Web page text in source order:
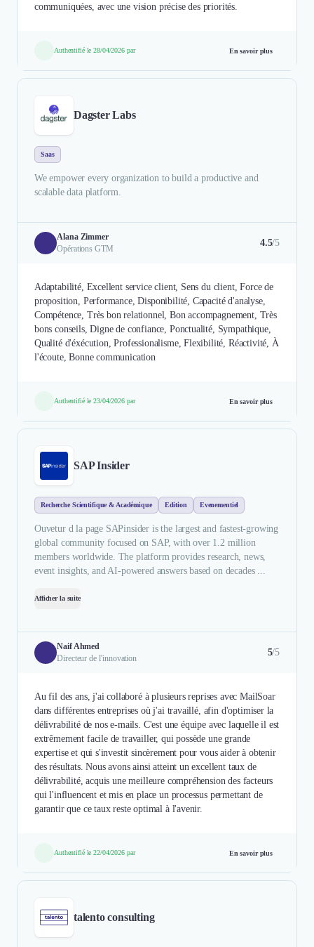
communiquées, avec une vision précise des priorités.
Authentifié le 28/04/2026 par En savoir plus
Dagster Labs
Saas
We empower every organization to build a productive and
scalable data platform.
Alana Zimmer
Opérations GTM
4.5/5
Adaptabilité, Excellent service client, Sens du client, Force de
proposition, Performance, Disponibilité, Capacité d'analyse,
Compétence, Très bon relationnel, Bon accompagnement, Très
bons conseils, Digne de confiance, Ponctualité, Sympathique,
Qualité d'éxécution, Professionalisme, Flexibilité, Réactivité, À
l'écoute, Bonne communication
Authentifié le 23/04/2026 par En savoir plus
SAP Insider
Recherche Scientifique & Académique Edition Evenementiel
Ouvetur d la page SAPinsider is the largest and fastest-growing
global community focused on SAP, with over 1.2 million
members worldwide. The platform provides research, news,
event insights, and AI-powered answers based on decades ...
Afficher la suite
Naif Ahmed
Directeur de l'innovation
5/5
Au fil des ans, j'ai collaboré à plusieurs reprises avec MailSoar
dans différentes entreprises où j'ai travaillé, afin d'optimiser la
délivrabilité de nos e-mails. C'est une équipe avec laquelle il est
extrêmement facile de travailler, qui possède une grande
expertise et qui s'investit sincèrement pour vous aider à obtenir
des résultats. Nous avons ainsi atteint un excellent taux de
délivrabilité, acquis une meilleure compréhension des facteurs
qui l'influencent et mis en place un processus permettant de
garantir que ce taux reste optimal à l'avenir.
Authentifié le 22/04/2026 par En savoir plus
talento consulting